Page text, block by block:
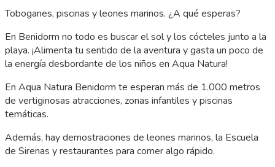
Toboganes, piscinas y leones marinos. ¿A qué esperas?
En Benidorm no todo es buscar el sol y los cócteles junto a la
playa. ¡Alimenta tu sentido de la aventura y gasta un poco de
la energía desbordante de los niños en Aqua Natura!
En Aqua Natura Benidorm te esperan más de 1.000 metros
de vertiginosas atracciones, zonas infantiles y piscinas
temáticas.
Además, hay demostraciones de leones marinos, la Escuela
de Sirenas y restaurantes para comer algo rápido.